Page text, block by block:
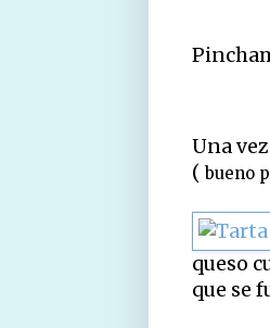
Una
( bueno
queso
que se